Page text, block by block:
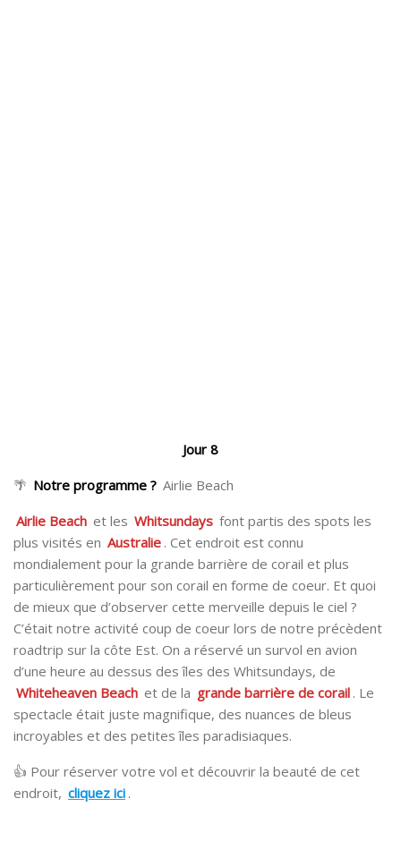
Jour 8
🌴 Notre programme ? Airlie Beach
Airlie Beach et les Whitsundays font partis des spots les
plus visités en Australie . Cet endroit est connu
mondialement pour la grande barrière de corail et plus
particulièrement pour son corail en forme de coeur. Et quoi
de mieux que d’observer cette merveille depuis le ciel ?
C’était notre activité coup de coeur lors de notre précèdent
roadtrip sur la côte Est. On a réservé un survol en avion
d’une heure au dessus des îles des Whitsundays, de
Whiteheaven Beach et de la grande barrière de corail . Le
spectacle était juste magnifique, des nuances de bleus
incroyables et des petites îles paradisiaques.
👍 Pour réserver votre vol et découvrir la beauté de cet
endroit, cliquez ici .